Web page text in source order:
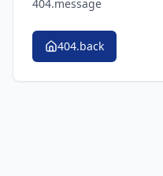
404.message
404.back